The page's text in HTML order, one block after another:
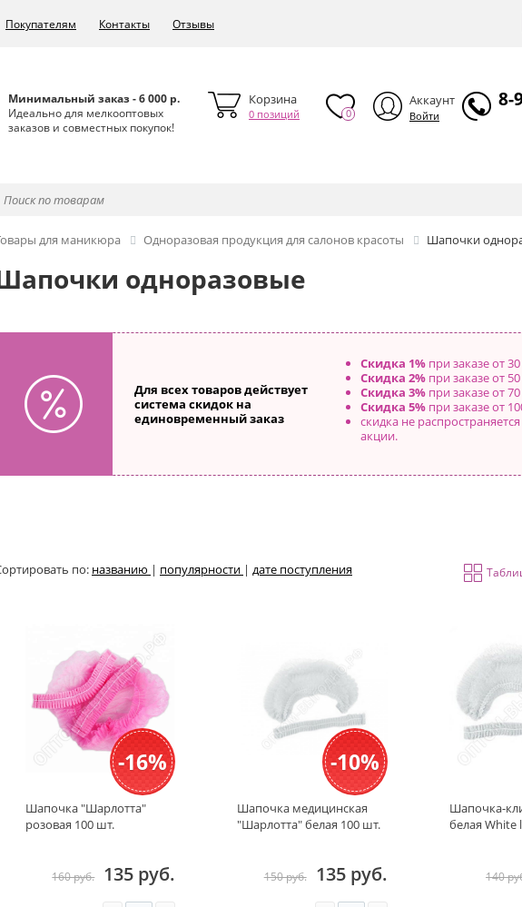
Отзывы
Контакты
Покупателям
Минимальный заказ - 6 000 р.
Идеально для мелкооптовых
заказов и совместных покупок!
Корзина
0 позиций 0
Аккаунт
Войти
8-
Товары для маникюра Одноразовая продукция для салонов красоты Шапочки
одноразовые
Для всех товаров действует
система скидок на
единовременный заказ
Скидка 1%при заказе от
Скидка 2%при заказе от
Скидка 3%при заказе от
Скидка 5%при заказе от
скидка не
акции.
по: названию | популярности | дате поступления
-16%
Шапочка "Шарлотта"
розовая 100 шт.
160 руб. 135 руб.
-10%
Шапочка медицинская
"Шарлотта" белая 100 шт.
150 руб. 135 руб.
Шапочка-
белая White
140